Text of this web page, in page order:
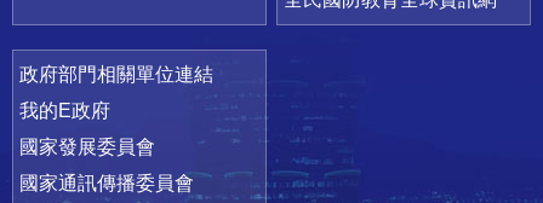
政府部門相關單位連結
我的E政府
國家發展委員會
國家通訊傳播委員會